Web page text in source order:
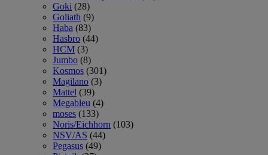
Goki (28)
Goliath (9)
Haba (83)
Hasbro (44)
HCM (3)
Jumbo (8)
Kosmos (301)
Magilano (3)
Mattel (39)
Megableu (4)
moses (133)
Noris/Eichhorn (103)
NSV/AS (44)
Pegasus (49)